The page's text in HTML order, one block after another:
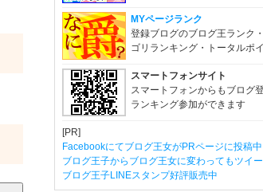
MYページランク
登録ブログのブログ王ランク
ゴリランキング・トータルポ
スマートフォンサイト
スマートフォンからもブログ
ランキング参加ができます
[PR]
Facebookにてブログ王女がPRページに投稿中
ブログ王子からブログ王女に変わってもツイ
ブログ王子LINEスタンプ好評販売中